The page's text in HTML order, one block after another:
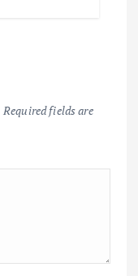
Required fields are